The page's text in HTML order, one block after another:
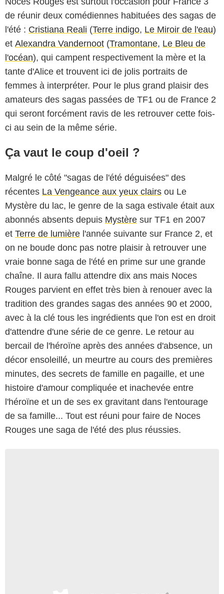
de réunir deux comédiennes habituées des sagas de
l'été : Cristiana Reali (Terre indigo, Le Miroir de l'eau)
et Alexandra Vandernoot (Tramontane, Le Bleu de
l'océan), qui campent respectivement la mère et la
tante d'Alice et trouvent ici de jolis portraits de
femmes à interpréter. Pour le plus grand plaisir des
amateurs des sagas passées de TF1 ou de France 2
qui seront forcément ravis de les retrouver cette fois-
ci au sein de la même série.
Ça vaut le coup d'oeil ?
Malgré le côté "sagas de l'été déguisées" des
récentes La Vengeance aux yeux clairs ou Le
Mystère du lac, le genre de la saga estivale était aux
abonnés absents depuis Mystère sur TF1 en 2007
et Terre de lumière l'année suivante sur France 2, et
on ne boude donc pas notre plaisir à retrouver une
vraie bonne saga de l'été en prime sur une grande
chaîne. Il aura fallu attendre dix ans mais Noces
Rouges parvient en effet très bien à renouer avec la
tradition des grandes sagas des années 90 et 2000,
avec à la clé tous les ingrédients que l'on est en droit
d'attendre d'une série de ce genre. Le retour au
bercail de l'héroïne après des années d'absence, un
décor ensoleillé, un meurtre au cours des premières
minutes, des secrets de famille en pagaille, et une
histoire d'amour compliquée et inachevée entre
l'héroïne et un de ses ex gravitant dans l'entourage
de sa famille... Tout est réuni pour faire de Noces
Rouges une saga de l'été des plus réussies.